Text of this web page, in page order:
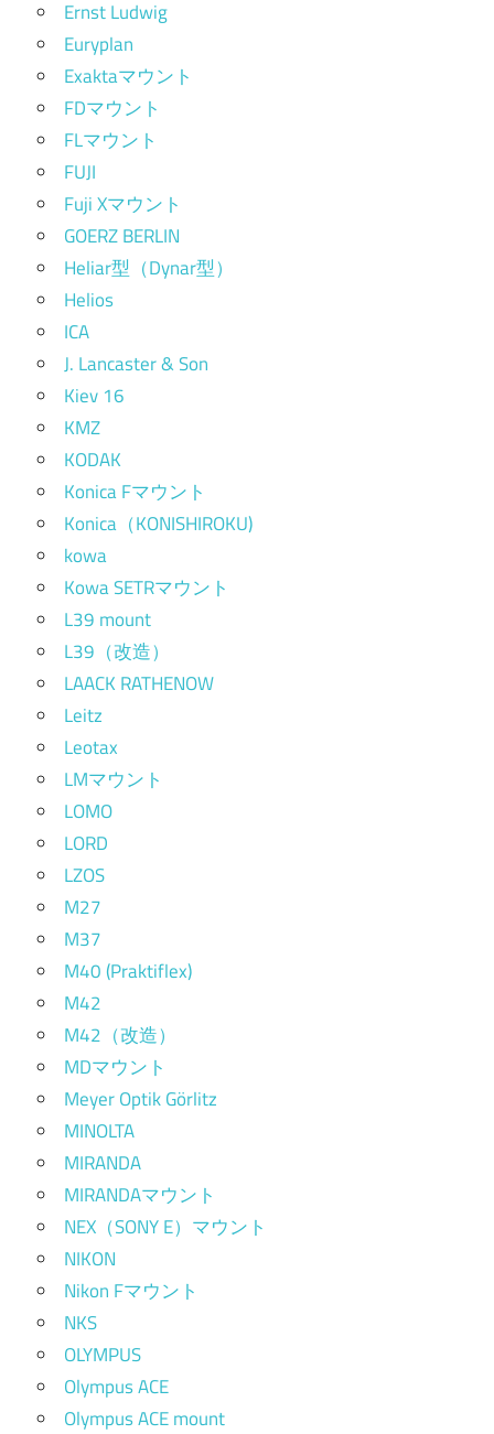
Ernst Ludwig
Euryplan
Exaktaマウント
FDマウント
FLマウント
FUJI
Fuji Xマウント
GOERZ BERLIN
Heliar型（Dynar型）
Helios
ICA
J. Lancaster & Son
Kiev 16
KMZ
KODAK
Konica Fマウント
Konica（KONISHIROKU)
kowa
Kowa SETRマウント
L39 mount
L39（改造）
LAACK RATHENOW
Leitz
Leotax
LMマウント
LOMO
LORD
LZOS
M27
M37
M40 (Praktiflex)
M42
M42（改造）
MDマウント
Meyer Optik Görlitz
MINOLTA
MIRANDA
MIRANDAマウント
NEX（SONY E）マウント
NIKON
Nikon Fマウント
NKS
OLYMPUS
Olympus ACE
Olympus ACE mount